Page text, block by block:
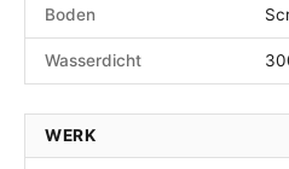
Boden
Wasserdicht
WERK